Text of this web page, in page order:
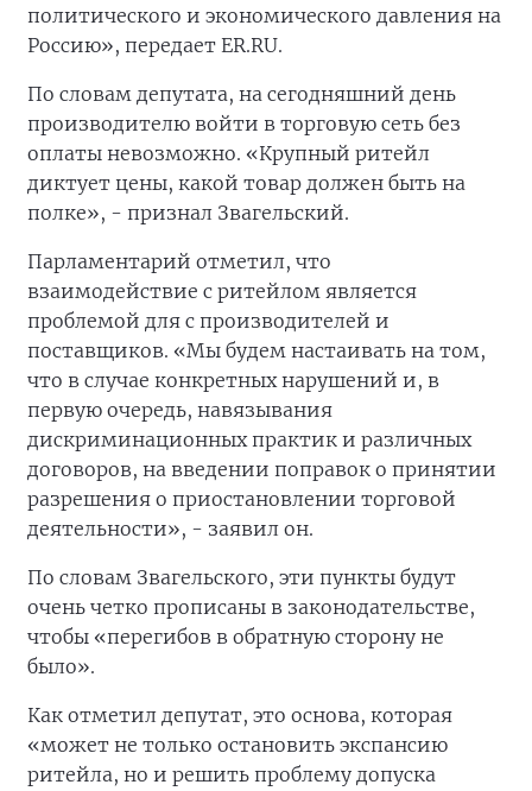
политического и экономического давления на
Россию», передает ER.RU.
По словам депутата, на сегодняшний день
производителю войти в торговую сеть без
оплаты невозможно. «Крупный ритейл
диктует цены, какой товар должен быть на
полке», - признал Звагельский.
Парламентарий отметил, что
взаимодействие с ритейлом является
проблемой для с производителей и
поставщиков. «Мы будем настаивать на том,
что в случае конкретных нарушений и, в
первую очередь, навязывания
дискриминационных практик и различных
договоров, на введении поправок о принятии
разрешения о приостановлении торговой
деятельности», - заявил он.
По словам Звагельского, эти пункты будут
очень четко прописаны в законодательстве,
чтобы «перегибов в обратную сторону не
было».
Как отметил депутат, это основа, которая
«может не только остановить экспансию
ритейла, но и решить проблему допуска